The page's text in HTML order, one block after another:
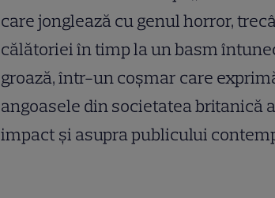
care jonglează cu genul horror,
călătoriei în timp la un basm
groază, într-un coșmar care
angoasele din societatea britanică
impact și asupra publicului